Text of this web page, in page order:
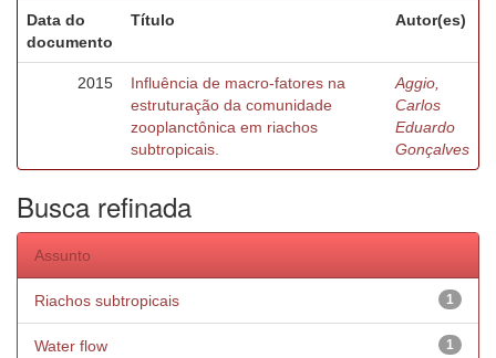
Data do
documento
Título Autor(es)
2015
Influência de macro-fatores na
estruturação da comunidade
zooplanctônica em riachos
subtropicais.
Aggio,
Carlos
Eduardo
Gonçalves
Busca refinada
Assunto
1
Riachos subtropicais
1
Water flow